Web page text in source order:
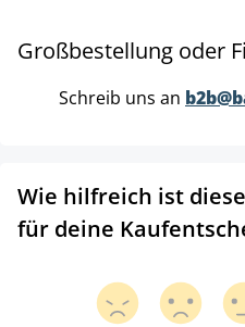
Großbestellung oder
Schreib uns an
Wie hilfreich ist
für deine